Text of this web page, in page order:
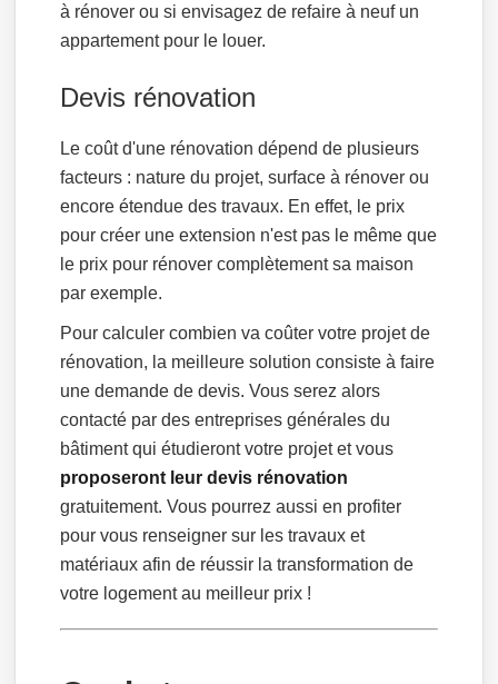
à rénover ou si envisagez de refaire à neuf un
appartement pour le louer.
Devis rénovation
Le coût d'une rénovation dépend de plusieurs
facteurs : nature du projet, surface à rénover ou
encore étendue des travaux. En effet, le prix
pour créer une extension n'est pas le même que
le prix pour rénover complètement sa maison
par exemple.
Pour calculer combien va coûter votre projet de
rénovation, la meilleure solution consiste à faire
une demande de devis. Vous serez alors
contacté par des entreprises générales du
bâtiment qui étudieront votre projet et vous
proposeront leur devis rénovation
gratuitement. Vous pourrez aussi en profiter
pour vous renseigner sur les travaux et
matériaux afin de réussir la transformation de
votre logement au meilleur prix !